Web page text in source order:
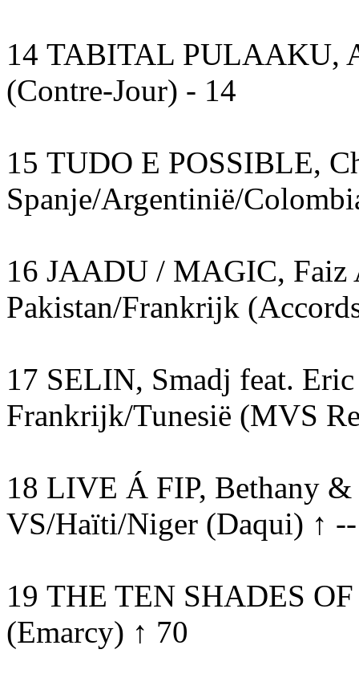
14 TABITAL PULAAKU,
(Contre-Jour) - 14
15 TUDO E POSSIBLE,
Spanje/Argentinië/
16 JAADU / MAGIC,
Pakistan/Frankrijk
17 SELIN, Smadj feat.
Frankrijk/Tunesië (MVS
18 LIVE Á FIP, Bethany &
VS/Haïti/Niger (Daqui) ↑
19 THE TEN SHADES
(Emarcy) ↑ 70